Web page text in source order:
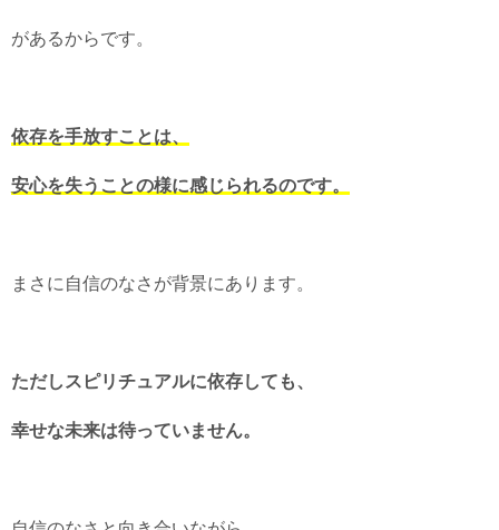
があるからです。
依存を手放すことは、
安心を失うことの様に感じられるのです。
まさに自信のなさが背景にあります。
ただしスピリチュアルに依存しても、
幸せな未来は待っていません。